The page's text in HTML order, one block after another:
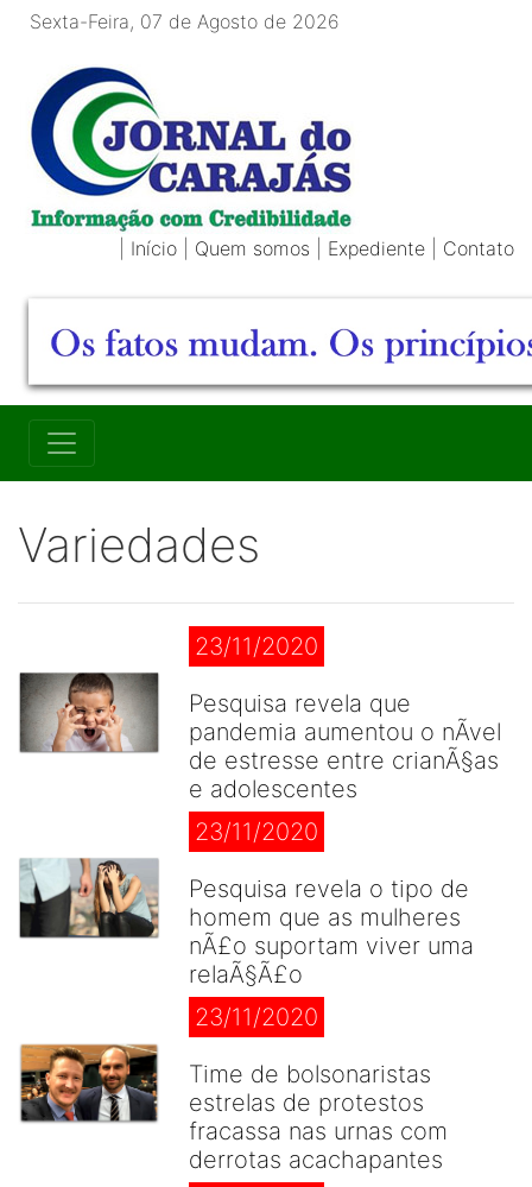
Sexta-Feira, 07 de Agosto de 2026
Início Quem somos Expediente Contato
Variedades
23/11/2020
Pesquisa revela que
pandemia aumentou o nÃ­vel
de estresse entre crianÃ§as
e adolescentes
23/11/2020
Pesquisa revela o tipo de
homem que as mulheres
nÃ£o suportam viver uma
relaÃ§Ã£o
23/11/2020
Time de bolsonaristas
estrelas de protestos
fracassa nas urnas com
derrotas acachapantes